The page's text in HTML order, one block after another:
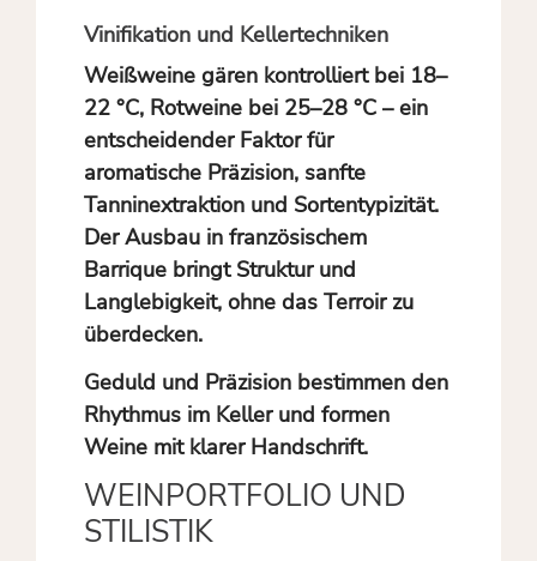
Vinifikation und Kellertechniken
Weißweine gären kontrolliert bei 18–
22 °C, Rotweine bei 25–28 °C – ein
entscheidender Faktor für
aromatische Präzision, sanfte
Tanninextraktion und Sortentypizität.
Der Ausbau in französischem
Barrique bringt Struktur und
Langlebigkeit, ohne das Terroir zu
überdecken.
Geduld und Präzision bestimmen den
Rhythmus im Keller und formen
Weine mit klarer Handschrift.
WEINPORTFOLIO UND
STILISTIK